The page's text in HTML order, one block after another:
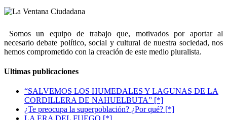
Somos un equipo de trabajo que, motivados por aportar al
necesario debate político, social y cultural de nuestra sociedad, nos
hemos comprometido con la creación de este medio pluralista.
Ultimas publicaciones
“SALVEMOS LOS HUMEDALES Y LAGUNAS DE LA
CORDILLERA DE NAHUELBUTA” [*]
¿Te preocupa la superpoblación? ¿Por qué? [*]